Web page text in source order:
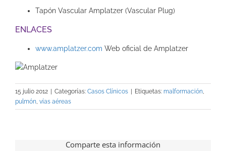
Tapón Vascular Amplatzer (Vascular Plug)
ENLACES
www.amplatzer.com Web oficial de Amplatzer
15 julio 2012 Categorías: Casos Clínicos Etiquetas: malformación,
pulmón, vías aéreas
Comparte esta información